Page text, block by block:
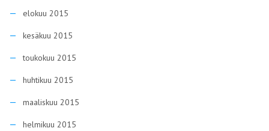
elokuu 2015
kesäkuu 2015
toukokuu 2015
huhtikuu 2015
maaliskuu 2015
helmikuu 2015